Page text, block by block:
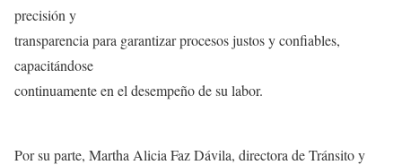
precisión y
transparencia para garantizar procesos justos y confiables,
capacitándose
continuamente en el desempeño de su labor.
Por su parte, Martha Alicia Faz Dávila, directora de Tránsito y